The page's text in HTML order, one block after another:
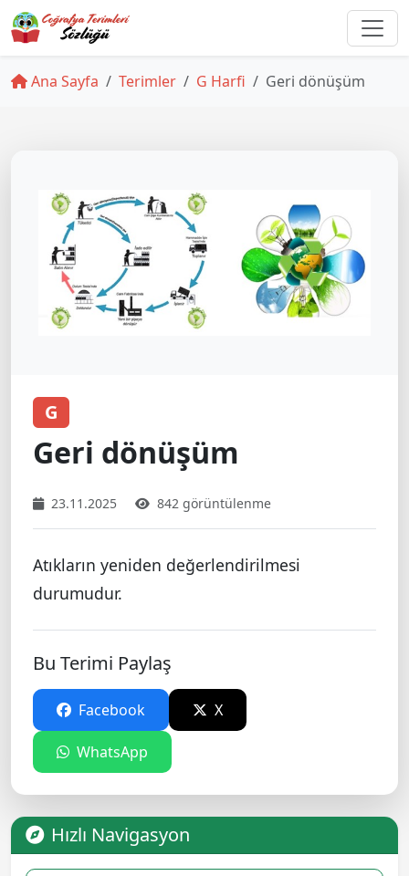
Ana Sayfa Terimler G Harfi Geri dönüşüm
G
Geri dönüşüm
23.11.2025 842 görüntülenme
Atıkların yeniden değerlendirilmesi
durumudur.
Bu Terimi Paylaş
Facebook X
WhatsApp
Hızlı Navigasyon